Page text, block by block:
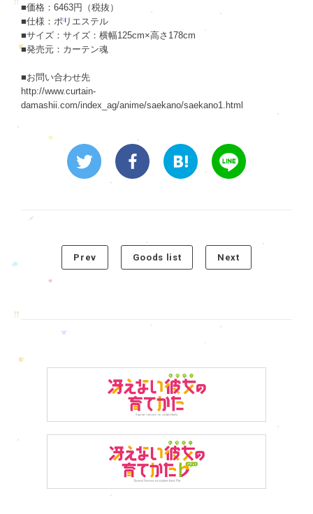
■価格：6463円（税抜）
■仕様：ポリエステル
■サイズ：サイズ：横幅125cm×高さ178cm
■発売元：カーテン魂
■お問い合わせ先
http://www.curtain-
damashii.com/index_ag/anime/saekano/saekano1.html
Prev Goods list Next